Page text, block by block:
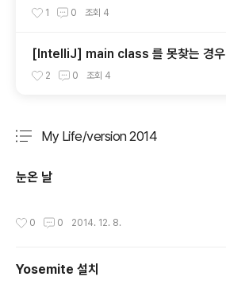
1 0 조회 4
[IntelliJ] main class 를 못찾는 경우
2 0 조회 4
My Life/version 2014
눈온 날
0 0 2014. 12. 8.
Yosemite 설치